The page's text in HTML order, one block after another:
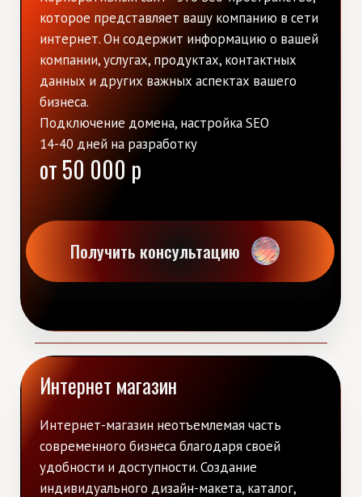
Разработка сайта для Mosaic
Theory
Смотреть кейс
Разработка сайта для
Kammastone
Смотреть кейс